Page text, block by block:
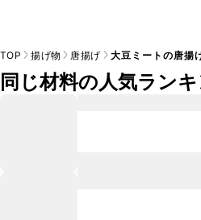
TOP 揚げ物 唐揚げ 大豆ミートの唐揚
同じ材料の人気ラン